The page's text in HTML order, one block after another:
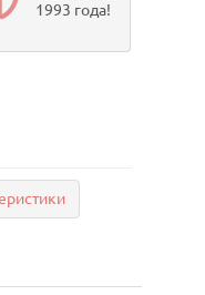
1993 года!